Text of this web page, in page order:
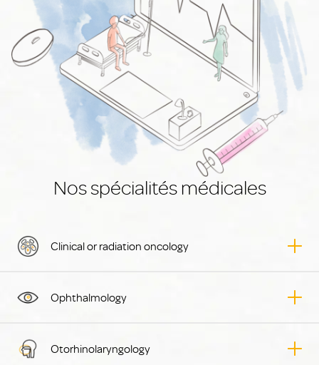
Nos spécialités médicales
Clinical or radiation oncology
Ophthalmology
Otorhinolaryngology